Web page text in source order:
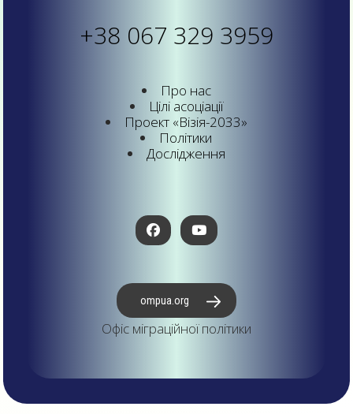
+38 067 329 3959
Про нас
Цілі асоціації
Проект «Візія-2033»
Політики
Дослідження
ompua.org
Офіс міграційної політики